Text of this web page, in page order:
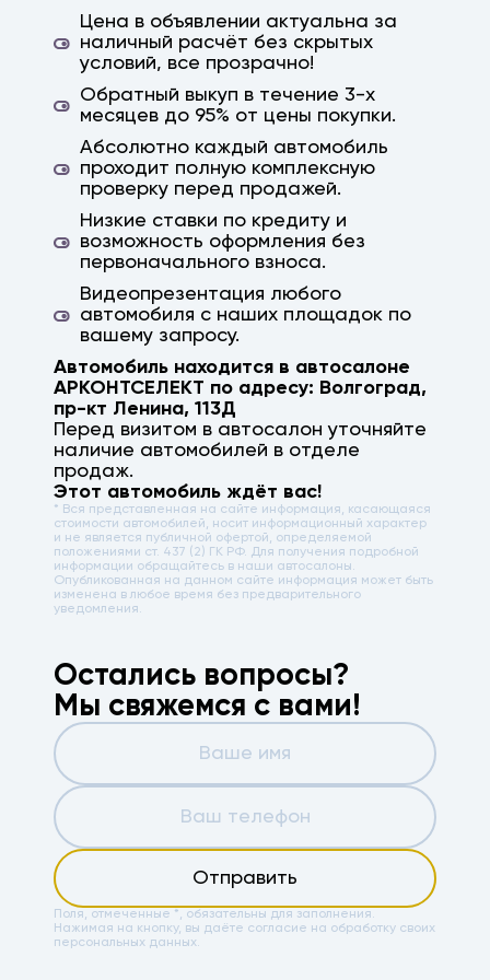
Саратов, Астрахань, Михайловка, кача,
ерзовка, элиста, калмыкия, камышин,
дубовка, заказ авто, авто на заказ,
параллельный импорт, япония, корея, китай,
немецкие авто, гарантия, высокая оценка
Цена в объявлении актуальна за
наличный расчёт без скрытых
условий, все прозрачно!
Обратный выкуп в течение 3-х
месяцев до 95% от цены покупки.
Абсолютно каждый автомобиль
проходит полную комплексную
проверку перед продажей.
Низкие ставки по кредиту и
возможность оформления без
первоначального взноса.
Видеопрезентация любого
автомобиля с наших площадок по
вашему запросу.
Автомобиль находится в автосалоне
АРКОНТСЕЛЕКТ по адресу: Волгоград,
пр-кт Ленина, 113Д
Перед визитом в автосалон уточняйте
наличие автомобилей в отделе
продаж.
Этот автомобиль ждёт вас!
* Вся представленная на сайте информация, касающаяся
стоимости автомобилей, носит информационный характер
и не является публичной офертой, определяемой
положениями ст. 437 (2) ГК РФ. Для получения подробной
информации обращайтесь в наши автосалоны.
Опубликованная на данном сайте информация может быть
изменена в любое время без предварительного
уведомления.
Остались вопросы?
Мы свяжемся с вами!
Отправить
Поля, отмеченные *, обязательны для заполнения.
Нажимая на кнопку, вы даёте согласие на обработку своих
персональных данных.